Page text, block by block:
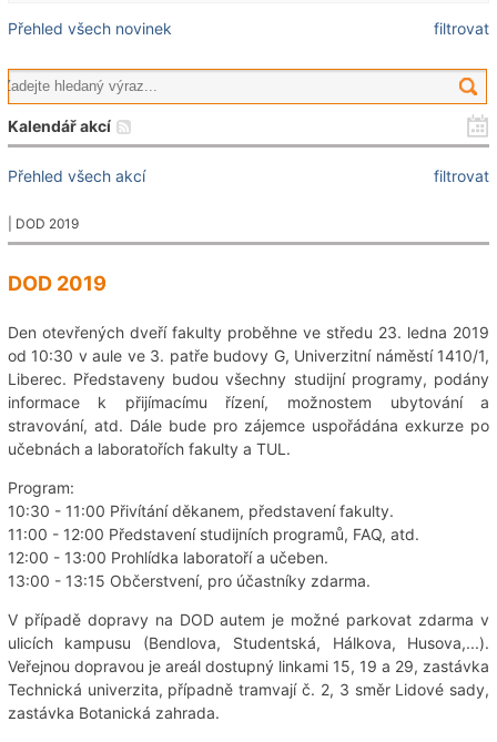
Přehled všech novinek filtrovat
Kalendář akcí
Přehled všech akcí filtrovat
| DOD 2019
DOD 2019
Den otevřených dveří fakulty proběhne ve středu 23. ledna 2019
od 10:30 v aule ve 3. patře budovy G, Univerzitní náměstí 1410/1,
Liberec. Představeny budou všechny studijní programy, podány
informace k přijímacímu řízení, možnostem ubytování a
stravování, atd. Dále bude pro zájemce uspořádána exkurze po
učebnách a laboratořích fakulty a TUL.
Program:
10:30 - 11:00 Přivítání děkanem, představení fakulty.
11:00 - 12:00 Představení studijních programů, FAQ, atd.
12:00 - 13:00 Prohlídka laboratoří a učeben.
13:00 - 13:15 Občerstvení, pro účastníky zdarma.
V případě dopravy na DOD autem je možné parkovat zdarma v
ulicích kampusu (Bendlova, Studentská, Hálkova, Husova,...).
Veřejnou dopravou je areál dostupný linkami 15, 19 a 29, zastávka
Technická univerzita, případně tramvají č. 2, 3 směr Lidové sady,
zastávka Botanická zahrada.